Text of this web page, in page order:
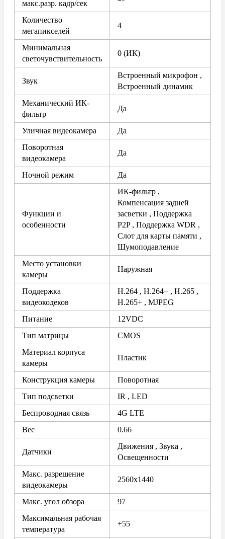
макс.разр. кадр/сек
Количество
мегапикселей
4
Минимальная
светочувствительность
0 (ИК)
Звук
Встроенный микрофон ,
Встроенный динамик
Механический ИК-
фильтр
Да
Уличная видеокамера
Да
Поворотная
видеокамера
Да
Ночной режим Да
Функции и
особенности
ИК-фильтр ,
Компенсация задней
засветки , Поддержка
P2P , Поддержка WDR ,
Слот для карты памяти ,
Шумоподавление
Место установки
камеры
Наружная
Поддержка
видеокодеков
H.264 , H.264+ , H.265 ,
H.265+ , MJPEG
Питание
12VDC
Тип матрицы
CMOS
Материал корпуса
камеры
Пластик
Конструкция камеры
Поворотная
Тип подсветки
IR , LED
Беспроводная связь
4G LTE
Вес
0.66
Датчики
Движения , Звука ,
Освещенности
Макс. разрешение
видеокамеры
2560x1440
Макс. угол обзора
97
Максимальная рабочая
температура
+55